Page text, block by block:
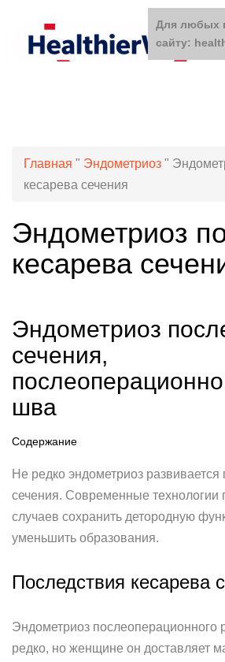
Главная " Эндометриоз "
кесарева сечения
Эндометриоз
кесарева
Эндометриоз
сечения,
шва
Содержание
Не редко эндометриоз развивается
сечения. Современные технологии
случаев сохранить детородную
уменьшить образования.
Последствия кесарева
Эндометриоз послеоперационного
редко, но женщине он доставляет
Для любых
сайту: